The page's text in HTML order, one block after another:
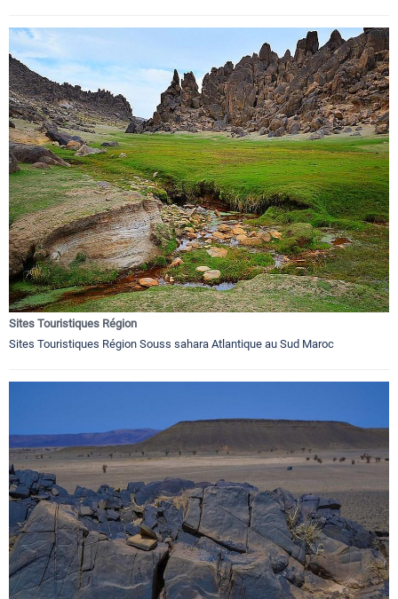
Sites Touristiques Région
Sites Touristiques Région Souss sahara Atlantique au Sud Maroc